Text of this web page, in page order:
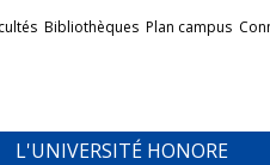
Bibliothèques Plan campus
L'UNIVERSITÉ HONORE